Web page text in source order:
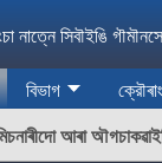
নাত্নে সিবৗইঙি
আৰা
বিভাগ ক্রৌৰাং